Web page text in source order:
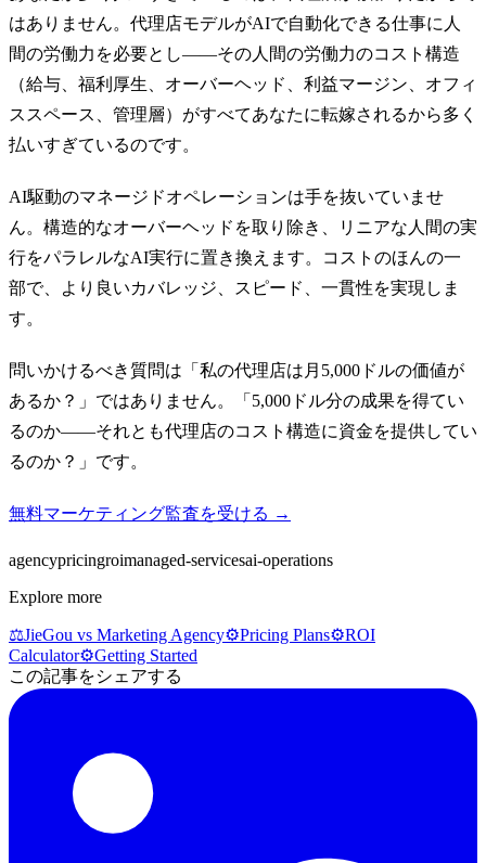
はありません。代理店モデルがAIで自動化できる仕事に人
間の労働力を必要とし——その人間の労働力のコスト構造
（給与、福利厚生、オーバーヘッド、利益マージン、オフィ
ススペース、管理層）がすべてあなたに転嫁されるから多く
払いすぎているのです。
AI駆動のマネージドオペレーションは手を抜いていませ
ん。構造的なオーバーヘッドを取り除き、リニアな人間の実
行をパラレルなAI実行に置き換えます。コストのほんの一
部で、より良いカバレッジ、スピード、一貫性を実現しま
す。
問いかけるべき質問は「私の代理店は月5,000ドルの価値が
あるか？」ではありません。「5,000ドル分の成果を得てい
るのか——それとも代理店のコスト構造に資金を提供してい
るのか？」です。
無料マーケティング監査を受ける →
agencypricingroimanaged-servicesai-operations
Explore more
⚖️JieGou vs Marketing Agency⚙️Pricing Plans⚙️ROI
Calculator⚙️Getting Started
この記事をシェアする